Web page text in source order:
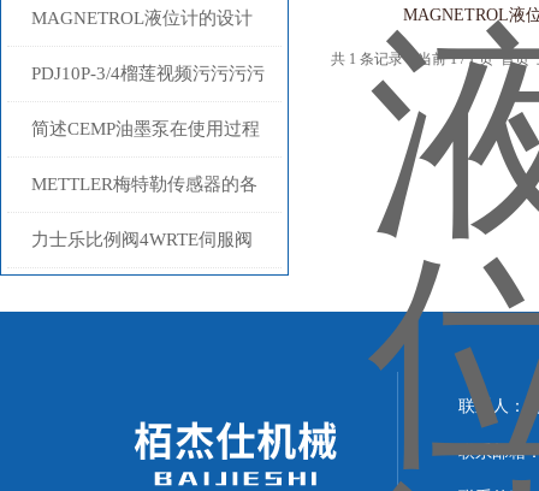
MAGNETROL液位计的设计
原理及组成结构分析
PDJ10P-3/4榴莲视频污污污污
产品特性介绍
简述CEMP油墨泵在使用过程
中的常见问题相应解决方法
METTLER梅特勒传感器的各
组成结构详解
力士乐比例阀4WRTE伺服阀
MAGNETROL液
共 1 条记录，当前 1 / 1 页 首
联系人：
联系邮箱